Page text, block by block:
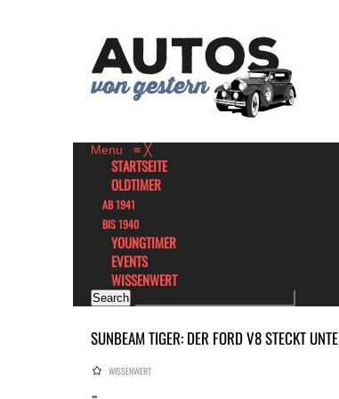
Menu ≡ ╳
STARTSEITE
OLDTIMER
AB 1941
BIS 1940
YOUNGTIMER
EVENTS
WISSENWERT
SUNBEAM TIGER: DER FORD V8 STECKT
WISSENWERT